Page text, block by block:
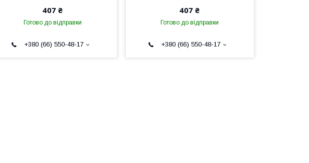
407 ₴
Готово до відправки
+380 (66) 550-48-17
407 ₴
Готово до відправки
+380 (66) 550-48-17